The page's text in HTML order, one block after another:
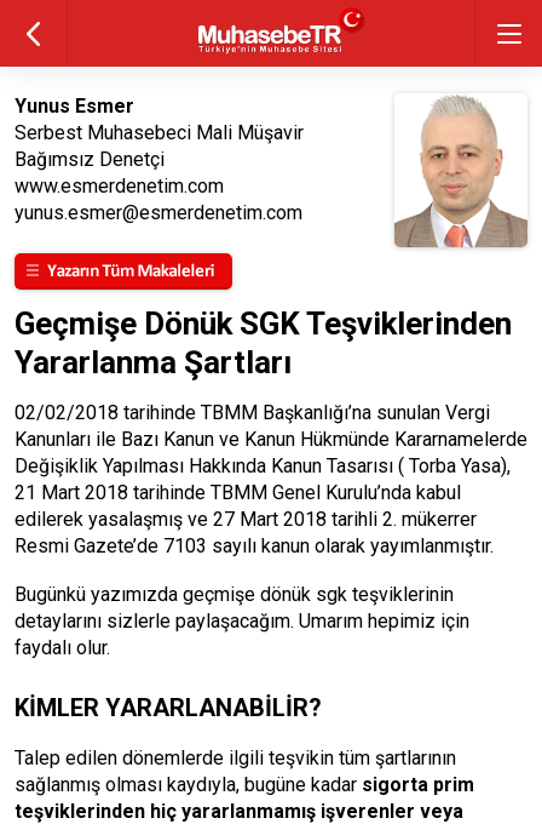
Yunus Esmer
Serbest Muhasebeci Mali Müşavir
Bağımsız Denetçi
www.esmerdenetim.com
yunus.esmer@esmerdenetim.com
Geçmişe Dönük SGK Teşviklerinden
Yararlanma Şartları
02/02/2018 tarihinde TBMM Başkanlığı’na sunulan Vergi
Kanunları ile Bazı Kanun ve Kanun Hükmünde Kararnamelerde
Değişiklik Yapılması Hakkında Kanun Tasarısı ( Torba Yasa),
21 Mart 2018 tarihinde TBMM Genel Kurulu’nda kabul
edilerek yasalaşmış ve 27 Mart 2018 tarihli 2. mükerrer
Resmi Gazete’de 7103 sayılı kanun olarak yayımlanmıştır.
Bugünkü yazımızda geçmişe dönük sgk teşviklerinin
detaylarını sizlerle paylaşacağım. Umarım hepimiz için
faydalı olur.
KİMLER YARARLANABİLİR?
Talep edilen dönemlerde ilgili teşvikin tüm şartlarının
sağlanmış olması kaydıyla, bugüne kadar sigorta prim
teşviklerinden hiç yararlanmamış işverenler veya